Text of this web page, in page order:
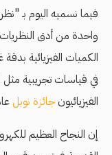
فيما نسميه اليوم بـ
واحدة من أدق
الكميات الفيزيائية
في قياسات تجريبية مثل
الفيزيائيونجائزة نوبلعام 1965 عن هذه
إن النجاح العظيم